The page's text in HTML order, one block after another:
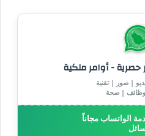
حصرية - أوامر ملكية
| صور | تقنية
| صحة
الواتساب مجاناً